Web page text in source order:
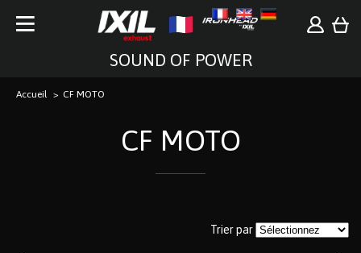
SOUND OF POWER
Accueil CF MOTO
CF MOTO
Trier par